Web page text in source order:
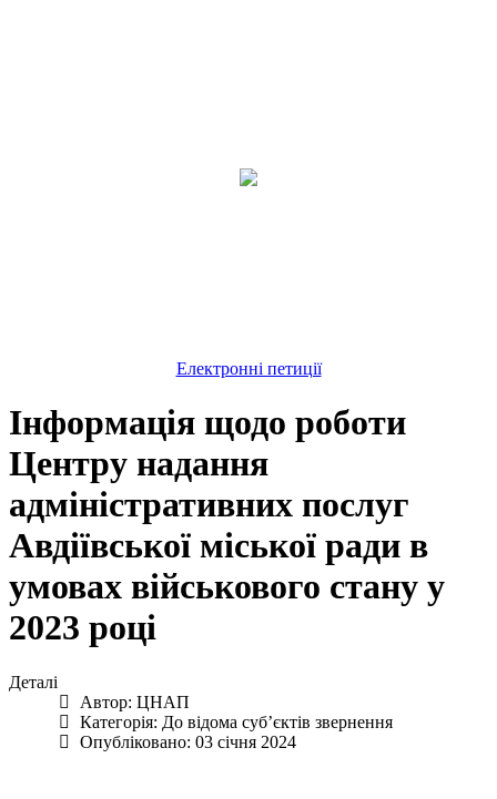
Електронні петиції
Інформація щодо роботи
Центру надання
адміністративних послуг
Авдіївської міської ради в
умовах військового стану у
2023 році
Деталі
Автор: ЦНАП
Категорія: До відома суб’єктів звернення
Опубліковано: 03 січня 2024